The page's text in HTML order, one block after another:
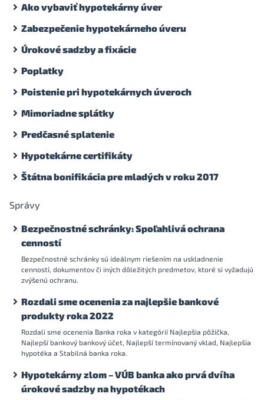
Ako vybaviť hypotekárny úver
Zabezpečenie hypotekárneho úveru
Úrokové sadzby a fixácie
Poplatky
Poistenie pri hypotekárnych úveroch
Mimoriadne splátky
Predčasné splatenie
Hypotekárne certifikáty
Štátna bonifikácia pre mladých v roku 2017
Správy
Bezpečnostné schránky: Spoľahlivá ochrana
cenností
Bezpečnostné schránky sú ideálnym riešením na uskladnenie
cenností, dokumentov či iných dôležitých predmetov, ktoré si vyžadujú
zvýšenú ochranu.
Rozdali sme ocenenia za najlepšie bankové
produkty roka 2022
Rozdali sme ocenenia Banka roka v kategórií Najlepšia pôžička,
Najlepší bankový bankový účet, Najlepší termínovaný vklad, Najlepšia
hypotéka a Stabilná banka roka.
Hypotekárny zlom – VÚB banka ako prvá dvíha
úrokové sadzby na hypotékach